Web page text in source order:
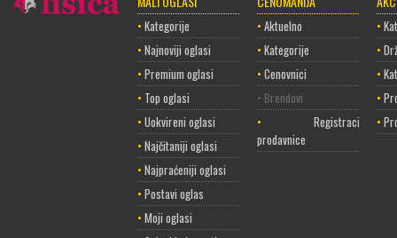
• Kategorije
• Najnoviji oglasi
• Premium oglasi
• Top oglasi
• Uokvireni oglasi
• Najčitaniji oglasi
• Najpraćeniji oglasi
• Postavi oglas
• Moji oglasi
• Aktuelno
• Kategorije
• Cenovnici
• Brendovi
• Registracija
prodavnice
•
•
•
•
•